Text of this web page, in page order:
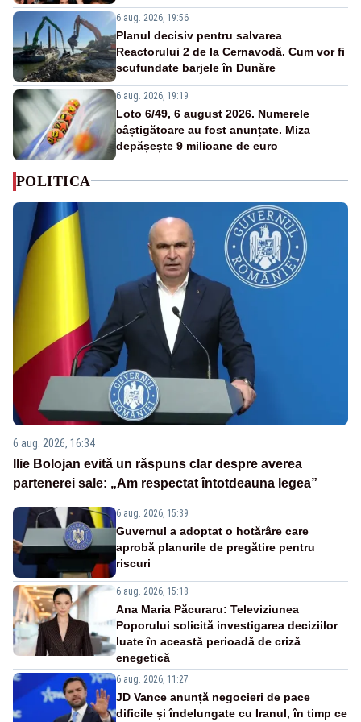
6 aug. 2026, 19:56
Planul decisiv pentru salvarea
Reactorului 2 de la Cernavodă. Cum vor fi
scufundate barjele în Dunăre
6 aug. 2026, 19:19
Loto 6/49, 6 august 2026. Numerele
câștigătoare au fost anunțate. Miza
depășește 9 milioane de euro
POLITICA
6 aug. 2026, 16:34
Ilie Bolojan evită un răspuns clar despre averea
partenerei sale: „Am respectat întotdeauna legea”
6 aug. 2026, 15:39
Guvernul a adoptat o hotărâre care
aprobă planurile de pregătire pentru
riscuri
6 aug. 2026, 15:18
Ana Maria Păcuraru: Televiziunea
Poporului solicită investigarea deciziilor
luate în această perioadă de criză
enegetică
6 aug. 2026, 11:27
JD Vance anunță negocieri de pace
dificile și îndelungate cu Iranul, în timp ce